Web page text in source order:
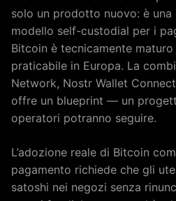
solo un prodotto nuovo: è
modello self-custodial per i
Bitcoin è tecnicamente
praticabile in Europa. La
Network, Nostr Wallet
offre un blueprint — un
operatori potranno seguire.
L’adozione reale di Bitcoin
pagamento richiede che gli
satoshi nei negozi senza